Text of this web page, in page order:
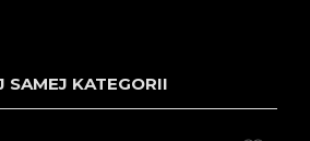
SAMEJ KATEGORII